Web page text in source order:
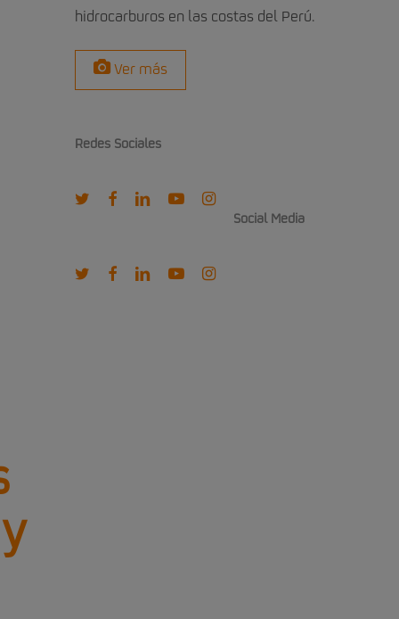
hidrocarburos en las costas del Perú.
Ver más
Redes Sociales
twitterfacebooklinkedinyoutubeinstagram
Social Media
twitterfacebooklinkedinyoutubeinstagram